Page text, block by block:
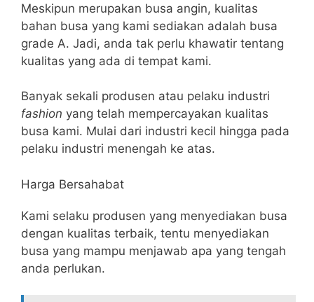
Meskipun merupakan busa angin, kualitas
bahan busa yang kami sediakan adalah busa
grade A. Jadi, anda tak perlu khawatir tentang
kualitas yang ada di tempat kami.
Banyak sekali produsen atau pelaku industri
fashion yang telah mempercayakan kualitas
busa kami. Mulai dari industri kecil hingga pada
pelaku industri menengah ke atas.
Harga Bersahabat
Kami selaku produsen yang menyediakan busa
dengan kualitas terbaik, tentu menyediakan
busa yang mampu menjawab apa yang tengah
anda perlukan.